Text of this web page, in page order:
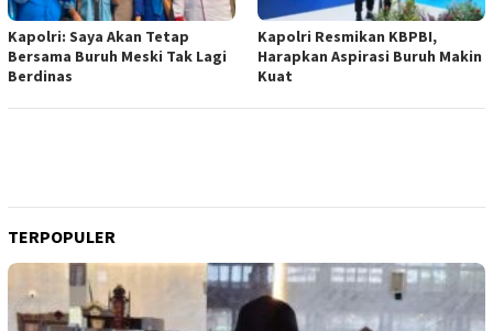
Kapolri: Saya Akan Tetap
Bersama Buruh Meski Tak Lagi
Berdinas
Kapolri Resmikan KBPBI,
Harapkan Aspirasi Buruh Makin
Kuat
TERPOPULER